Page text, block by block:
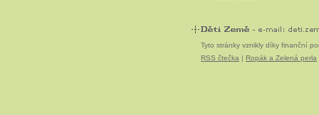
Tyto stránky vznikly díky finanční
RSS čtečka | Ropák a Zelená perla